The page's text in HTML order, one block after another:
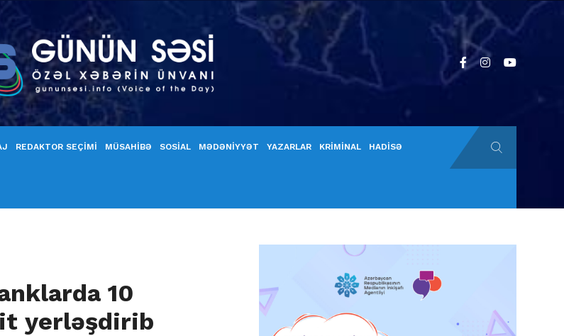
REDAKTOR SEÇİMİ MÜSAHİBƏ SOSİAL MƏDƏNİYYƏT YAZARLAR KRİMİNAL HADİSƏ
10
yerləşdirib